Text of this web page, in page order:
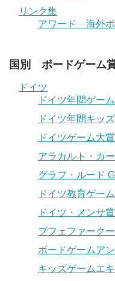
リンク集
アワード 海外ボ
国別 ボードゲーム
ドイツ
ドイツ年間ゲー
ドイツ年間キッ
ドイツゲーム大
アラカルト・カ
グラフ・ルード
ドイツ教育ゲー
ドイツ・メンサ
プフェファーク
ボードゲームア
キッズゲームエ